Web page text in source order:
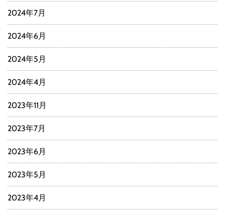
2024年7月
2024年6月
2024年5月
2024年4月
2023年11月
2023年7月
2023年6月
2023年5月
2023年4月